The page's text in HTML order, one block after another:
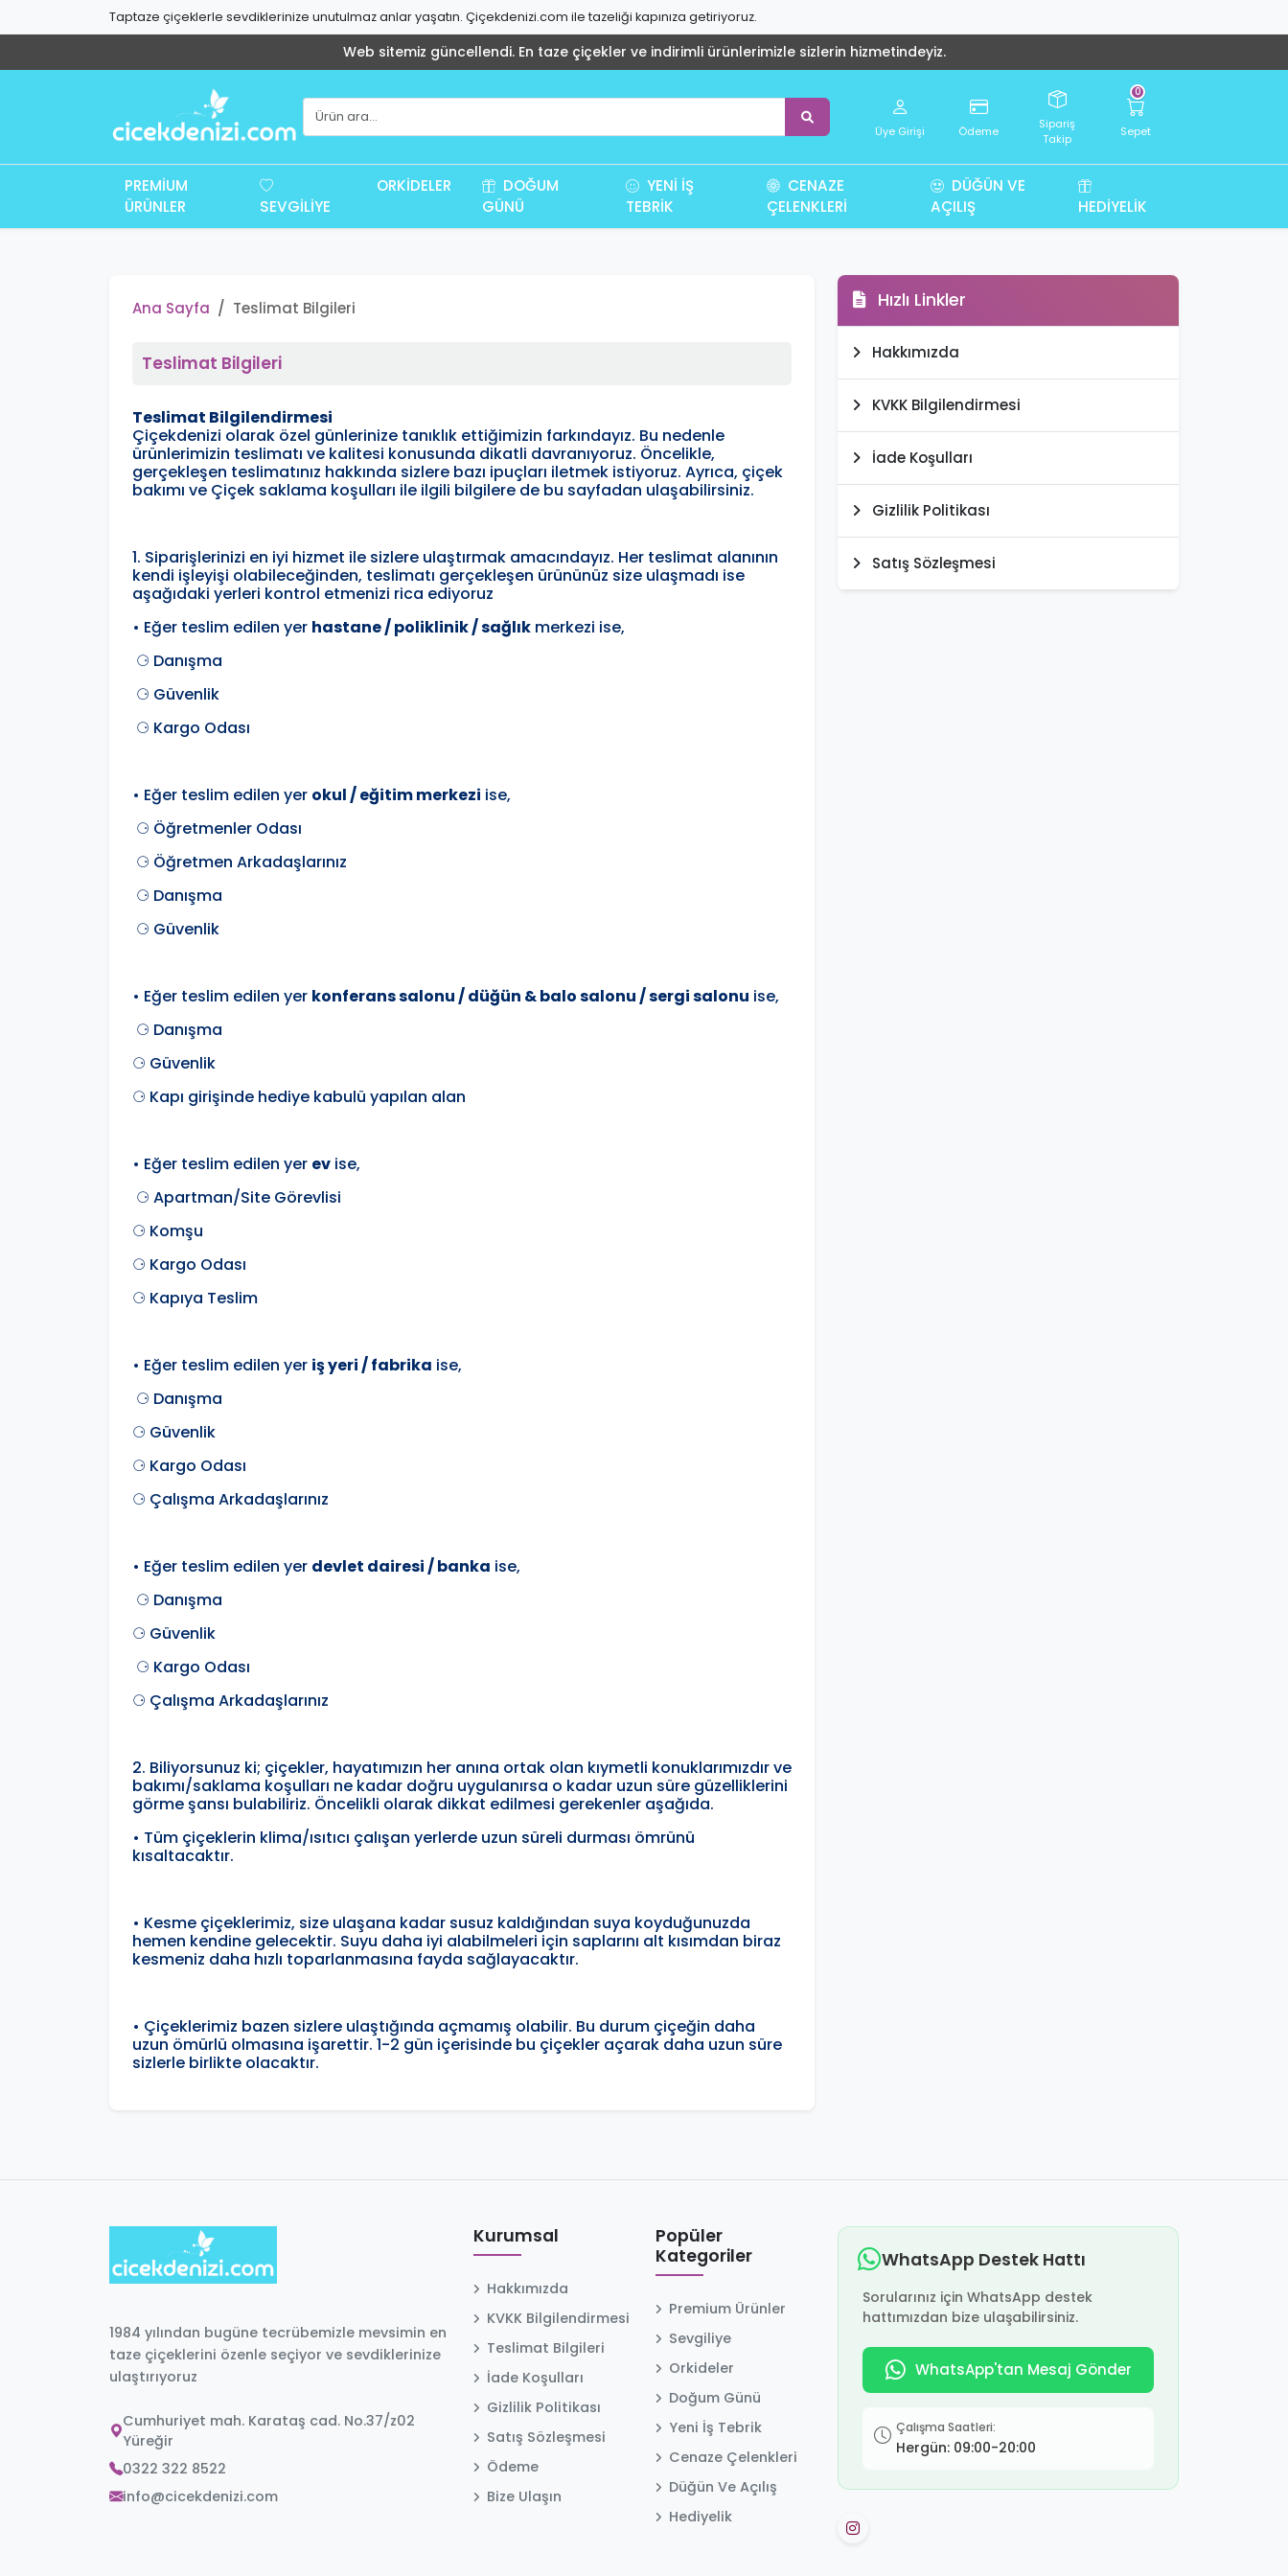
Taptaze çiçeklerle sevdiklerinize unutulmaz anlar yaşatın. Çiçekdenizi.com ile tazeliği kapınıza getiriyoruz.
Web sitemiz güncellendi. En taze çiçekler ve indirimli ürünlerimizle sizlerin hizmetindeyiz.
Üye Girişi Ödeme
Sipariş
Takip
Sepet
0
PREMIUM
ÜRÜNLER
SEVGILIYE
ORKIDELER
DOĞUM
GÜNÜ
YENI İŞ
TEBRIK
CENAZE
ÇELENKLERI
DÜĞÜN VE
AÇILIŞ
HEDIYELIK
Ana Sayfa Teslimat Bilgileri
Teslimat Bilgileri
Teslimat Bilgilendirmesi
Çiçekdenizi olarak özel günlerinize tanıklık ettiğimizin farkındayız. Bu nedenle
ürünlerimizin teslimatı ve kalitesi konusunda dikatli davranıyoruz. Öncelikle,
gerçekleşen teslimatınız hakkında sizlere bazı ipuçları iletmek istiyoruz. Ayrıca, çiçek
bakımı ve Çiçek saklama koşulları ile ilgili bilgilere de bu sayfadan ulaşabilirsiniz.
1. Siparişlerinizi en iyi hizmet ile sizlere ulaştırmak amacındayız. Her teslimat alanının
kendi işleyişi olabileceğinden, teslimatı gerçekleşen ürününüz size ulaşmadı ise
aşağıdaki yerleri kontrol etmenizi rica ediyoruz
• Eğer teslim edilen yer hastane / poliklinik / sağlık merkezi ise,
⚆ Danışma
⚆ Güvenlik
⚆ Kargo Odası
• Eğer teslim edilen yer okul / eğitim merkezi ise,
⚆ Öğretmenler Odası
⚆ Öğretmen Arkadaşlarınız
⚆ Danışma
⚆ Güvenlik
• Eğer teslim edilen yer konferans salonu / düğün & balo salonu / sergi salonu ise,
⚆ Danışma
⚆ Güvenlik
⚆ Kapı girişinde hediye kabulü yapılan alan
• Eğer teslim edilen yer ev ise,
⚆ Apartman/Site Görevlisi
⚆ Komşu
⚆ Kargo Odası
⚆ Kapıya Teslim
• Eğer teslim edilen yer iş yeri / fabrika ise,
⚆ Danışma
⚆ Güvenlik
⚆ Kargo Odası
⚆ Çalışma Arkadaşlarınız
• Eğer teslim edilen yer devlet dairesi / banka ise,
⚆ Danışma
⚆ Güvenlik
⚆ Kargo Odası
⚆ Çalışma Arkadaşlarınız
2. Biliyorsunuz ki; çiçekler, hayatımızın her anına ortak olan kıymetli konuklarımızdır ve
bakımı/saklama koşulları ne kadar doğru uygulanırsa o kadar uzun süre güzelliklerini
görme şansı bulabiliriz. Öncelikli olarak dikkat edilmesi gerekenler aşağıda.
• Tüm çiçeklerin klima/ısıtıcı çalışan yerlerde uzun süreli durması ömrünü
kısaltacaktır.
• Kesme çiçeklerimiz, size ulaşana kadar susuz kaldığından suya koyduğunuzda
hemen kendine gelecektir. Suyu daha iyi alabilmeleri için saplarını alt kısımdan biraz
kesmeniz daha hızlı toparlanmasına fayda sağlayacaktır.
• Çiçeklerimiz bazen sizlere ulaştığında açmamış olabilir. Bu durum çiçeğin daha
uzun ömürlü olmasına işarettir. 1-2 gün içerisinde bu çiçekler açarak daha uzun süre
sizlerle birlikte olacaktır.
Hızlı Linkler
Hakkımızda
KVKK Bilgilendirmesi
İade Koşulları
Gizlilik Politikası
Satış Sözleşmesi
1984 yılından bugüne tecrübemizle mevsimin en
taze çiçeklerini özenle seçiyor ve sevdiklerinize
ulaştırıyoruz
Cumhuriyet mah. Karataş cad. No.37/z02
Yüreğir
0322 322 8522
info@cicekdenizi.com
Kurumsal
Hakkımızda
KVKK Bilgilendirmesi
Teslimat Bilgileri
İade Koşulları
Gizlilik Politikası
Satış Sözleşmesi
Ödeme
Bize Ulaşın
Popüler
Kategoriler
Premium Ürünler
Sevgiliye
Orkideler
Doğum Günü
Yeni İş Tebrik
Cenaze Çelenkleri
Düğün Ve Açılış
Hediyelik
WhatsApp Destek Hattı
Sorularınız için WhatsApp destek
hattımızdan bize ulaşabilirsiniz.
WhatsApp'tan Mesaj Gönder
Çalışma Saatleri:
Hergün: 09:00-20:00